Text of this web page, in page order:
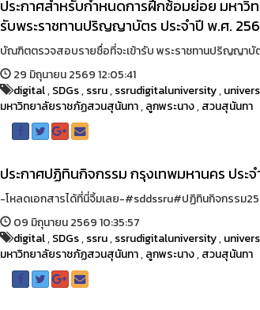
ประกาศสำหรับกำหนดการฝึกซ้อมย่อย มหา
รับพระราชทานปริญญาบัตร ประจำปี พ.ศ.
บัณฑิตตรวจสอบรายชื่อที่จะเข้ารับ พระราชทานปริญญาบั
29 มิถุนายน 2569 12:05:41
digital,SDGs,ssru,ssrudigitaluniversity,
มหาวิทยาลัยราชภัฏสวนสุนันทา,ลูกพระนาง,สวนสุนันทา
ประกาศปฏิทินกิจกรรม กรุงเทพมหานคร ประ
-โหลดเอกสารได้ที่นี่จิ้มเลย-#sddssru#ปฏิทินกิจกรร
09 มิถุนายน 2569 10:35:57
digital,SDGs,ssru,ssrudigitaluniversity,
มหาวิทยาลัยราชภัฏสวนสุนันทา,ลูกพระนาง,สวนสุนันทา